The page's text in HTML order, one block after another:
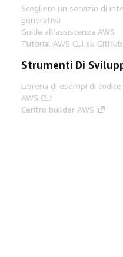
Scegliere un servizio di
generativa
Guide all'assistenza AWS
Tutorial AWS CLI su GitHub
Strumenti Di
Libreria di esempi di codice
AWS CLI
Centro builder AWS